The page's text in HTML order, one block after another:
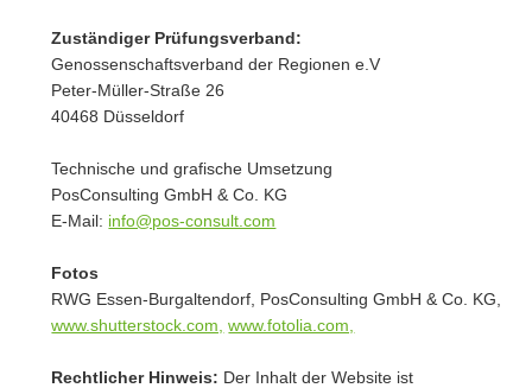
Zuständiger Prüfungsverband:
Genossenschaftsverband der Regionen e.V
Peter-Müller-Straße 26
40468 Düsseldorf
Technische und grafische Umsetzung
PosConsulting GmbH & Co. KG
E-Mail: info@pos-consult.com
Fotos
RWG Essen-Burgaltendorf, PosConsulting GmbH & Co. KG,
www.shutterstock.com, www.fotolia.com,
Rechtlicher Hinweis: Der Inhalt der Website ist